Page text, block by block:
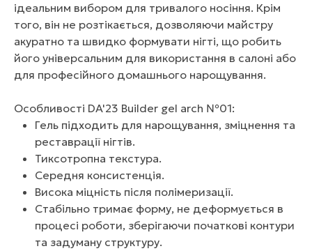
ідеальним вибором для тривалого носіння. Крім
того, він не розтікається, дозволяючи майстру
акуратно та швидко формувати нігті, що робить
його універсальним для використання в салоні або
для професійного домашнього нарощування.
Особливості DA'23 Builder gel arch №01:
Гель підходить для нарощування, зміцнення та
реставрації нігтів.
Тиксотропна текстура.
Середня консистенція.
Висока міцність після полімеризації.
Стабільно тримає форму, не деформується в
процесі роботи, зберігаючи початкові контури
та задуману структуру.